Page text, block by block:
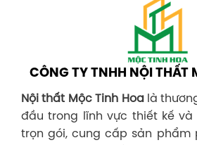
CÔNG TY TNHH NỘI THẤT
Nội thất Mộc Tinh Hoalà
đầu trong lĩnh vực thiết kế
trọn gói, cung cấp sản phẩm